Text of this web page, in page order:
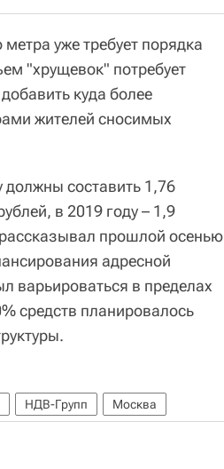
уже требует порядка
"хрущевок" потребует
куда более
жителей сносимых
составить 1,76
в 2019 году – 1,9
прошлой осенью
адресной
варьироваться в пределах
средств планировалось
НДВ-Групп Москва